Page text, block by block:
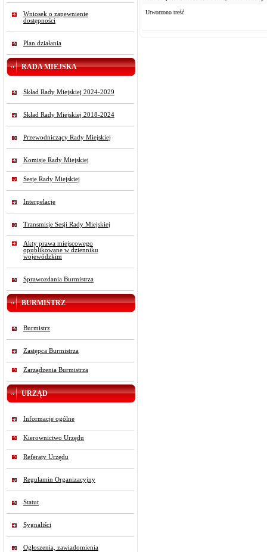
Wniosek o zapewnienie
dostępności
Plan działania
RADA MIEJSKA
Skład Rady Miejskiej 2024-2029
Skład Rady Miejskiej 2018-2024
Przewodniczący Rady Miejskiej
Komisje Rady Miejskiej
Sesje Rady Miejskiej
Interpelacje
Transmisje Sesji Rady Miejskiej
Akty prawa miejscowego
opublikowane w dzienniku
wojewódzkim
Sprawozdania Burmistrza
BURMISTRZ
Burmistrz
Zastępca Burmistrza
Zarządzenia Burmistrza
URZĄD
Informacje ogólne
Kierownictwo Urzędu
Referaty Urzędu
Regulamin Organizacyjny
Statut
Sygnaliści
Ogłoszenia, zawiadomienia
Utworzono treść